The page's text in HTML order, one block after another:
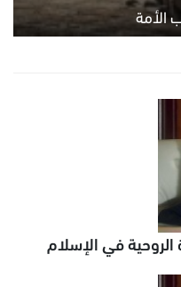
الأمة
في الإسلام